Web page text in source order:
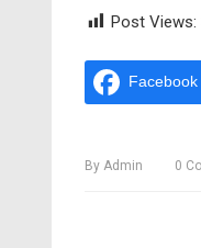
Post Views:
Facebook
By Admin 0